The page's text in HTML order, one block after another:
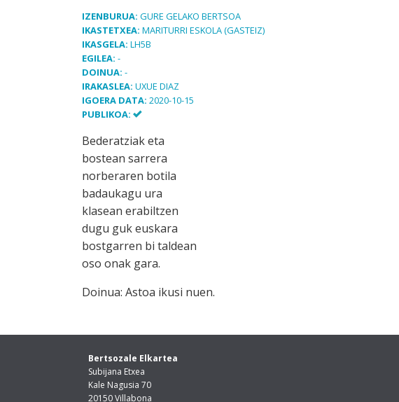
IZENBURUA: GURE GELAKO BERTSOA
IKASTETXEA: MARITURRI ESKOLA (GASTEIZ)
IKASGELA: LH5B
EGILEA: -
DOINUA: -
IRAKASLEA: UXUE DIAZ
IGOERA DATA: 2020-10-15
PUBLIKOA:
Bederatziak eta
bostean sarrera
norberaren botila
badaukagu ura
klasean erabiltzen
dugu guk euskara
bostgarren bi taldean
oso onak gara.
Doinua: Astoa ikusi nuen.
Bertsozale Elkartea
Subijana Etxea
Kale Nagusia 70
20150 Villabona